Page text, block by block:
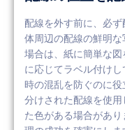
配線を外す前に、必
体周辺の配線の鮮明
場合は、紙に簡単な
に応じてラベル付け
時の混乱を防ぐのに
分けされた配線を使
た色がある場合があ